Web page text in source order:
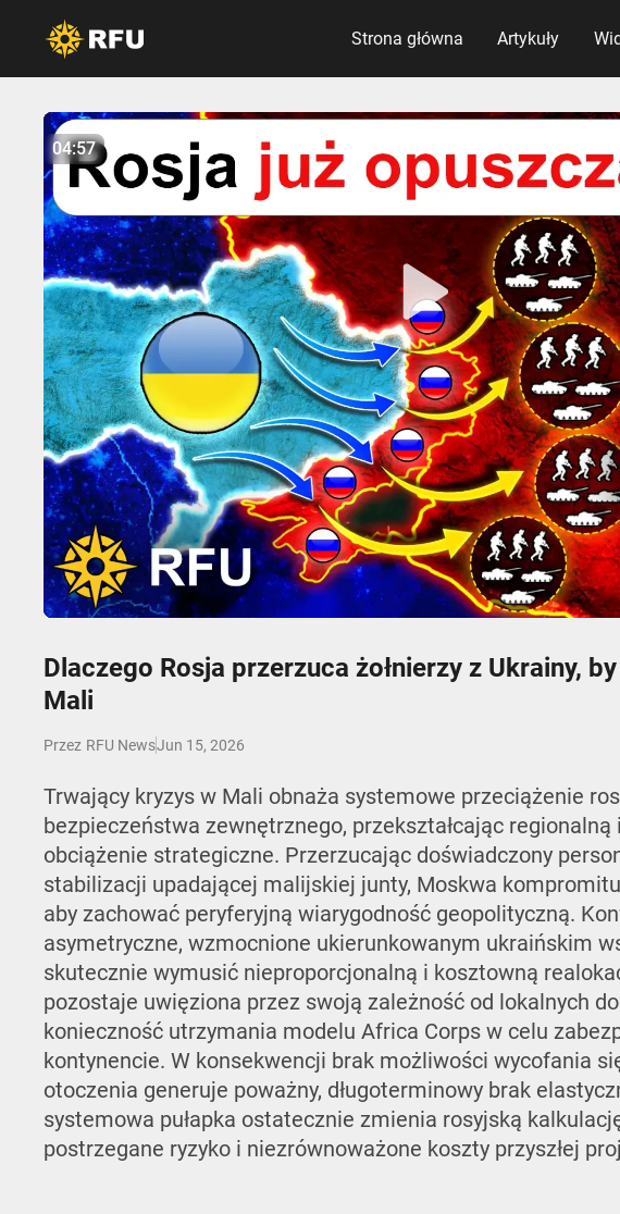
Strona główna Artykuły
Play
No items found.
04:57
Dlaczego Rosja przerzuca żołnierzy z Ukrainy,
Mali
Przez RFU NewsJun 15, 2026
Trwający kryzys w Mali obnaża systemowe przeciążenie
bezpieczeństwa zewnętrznego, przekształcając
obciążenie strategiczne. Przerzucając doświadczony
stabilizacji upadającej malijskiej junty, Moskwa
aby zachować peryferyjną wiarygodność geopolityczną.
asymetryczne, wzmocnione ukierunkowanym ukraińskim
skutecznie wymusić nieproporcjonalną i kosztowną
pozostaje uwięziona przez swoją zależność od lokalnych
konieczność utrzymania modelu Africa Corps w celu
kontynencie. W konsekwencji brak możliwości wycofania
otoczenia generuje poważny, długoterminowy brak
systemowa pułapka ostatecznie zmienia rosyjską
postrzegane ryzyko i niezrównoważone koszty przyszłej